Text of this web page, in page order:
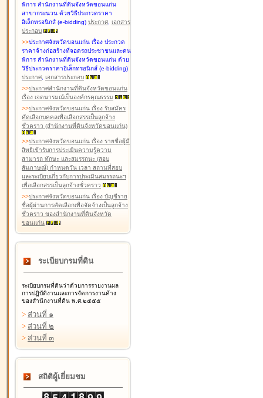
พิการ สำนักงานที่ดินจังหวัดขอนแก่น
สาขากระนวน ด้วยวิธีประกวดราคา
อิเล็กทรอนิกส์ (e-bidding) ประกาศ, เอกสาร
ประกอบ
>>ประกาศจังหวัดขอนแก่น เรื่อง ประกวด
ราคาจ้างก่อสร้างที่จอดรถประชาชนและคน
พิการ สำนักงานที่ดินจังหวัดขอนแก่น ด้วย
วิธีประกวดราคาอิเล็กทรอนิกส์ (e-bidding)
ประกาศ, เอกสารประกอบ
>>ประกาศสำนักงานที่ดินจังหวัดขอนแก่น
เรื่อง เจตนารมณ์เป็นองค์กรคุณธรรม
>>ประกาศจังหวัดขอนแก่น เรื่อง รับสมัคร
คัดเลือกบุคคลเพื่อเลือกสรรเป็นลูกจ้าง
ชั่วคราว (สำนักงานที่ดินจังหวัดขอนแก่น)
>>ประกาศจังหวัดขอนแก่น เรื่อง รายชื่อผู้มี
สิทธิเข้ารับการประเมินความรู้ความ
สามารถ ทักษะ และสมรรถนะ (สอบ
สัมภาษณ์) กำหนดวัน เวลา สถานที่สอบ
และระเบียบเกี่ยวกับการประเมินสมรรถนะฯ
เพื่อเลือกสรรเป็นลูกจ้างชั่วคราว
>>ประกาศจังหวัดขอนแก่น เรื่อง บัญชีราย
ชื่อผู้ผ่านการคัดเลือกเพื่อจัดจ้างเป็นลูกจ้าง
ชั่วคราว ของสำนักงานที่ดินจังหวัด
ขอนแก่น
ระเบียบกรมที่ดิน
ระเบียบกรมที่ดินว่าด้วยการรายงานผล
การปฏิบัติงานและการจัดการงานค้าง
ของสำนักงานที่ดิน พ.ศ.๒๕๕๕
> ส่วนที่ ๑
> ส่วนที่ ๒
> ส่วนที่ ๓
สถิติผู้เยี่ยมชม